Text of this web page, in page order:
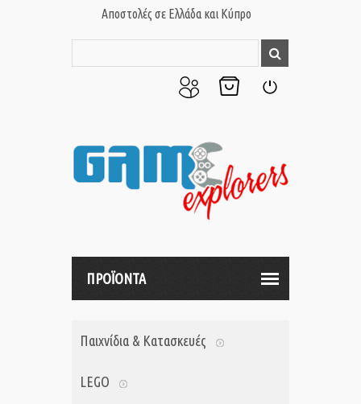
Αποστολές σε Ελλάδα και Κύπρο
μου
ΠΡΟΪΟΝΤΑ
Παιχνίδια & Κατασκευές
LEGO